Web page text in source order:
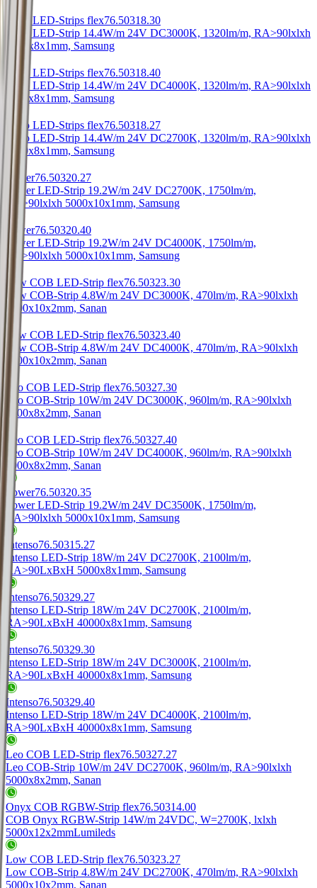
Yoko LED-Strips flex76.50318.30
Yoko LED-Strip 14.4W/m 24V DC3000K, 1320lm/m, RA>90lxlxh
5000x8x1mm, Samsung
Yoko LED-Strips flex76.50318.40
Yoko LED-Strip 14.4W/m 24V DC4000K, 1320lm/m, RA>90lxlxh
5000x8x1mm, Samsung
Yoko LED-Strips flex76.50318.27
Yoko LED-Strip 14.4W/m 24V DC2700K, 1320lm/m, RA>90lxlxh
5000x8x1mm, Samsung
Power76.50320.27
Power LED-Strip 19.2W/m 24V DC2700K, 1750lm/m,
RA>90lxlxh 5000x10x1mm, Samsung
Power76.50320.40
Power LED-Strip 19.2W/m 24V DC4000K, 1750lm/m,
RA>90lxlxh 5000x10x1mm, Samsung
Low COB LED-Strip flex76.50323.30
Low COB-Strip 4.8W/m 24V DC3000K, 470lm/m, RA>90lxlxh
5000x10x2mm, Sanan
Low COB LED-Strip flex76.50323.40
Low COB-Strip 4.8W/m 24V DC4000K, 470lm/m, RA>90lxlxh
5000x10x2mm, Sanan
Leo COB LED-Strip flex76.50327.30
Leo COB-Strip 10W/m 24V DC3000K, 960lm/m, RA>90lxlxh
5000x8x2mm, Sanan
Leo COB LED-Strip flex76.50327.40
Leo COB-Strip 10W/m 24V DC4000K, 960lm/m, RA>90lxlxh
5000x8x2mm, Sanan
Power76.50320.35
Power LED-Strip 19.2W/m 24V DC3500K, 1750lm/m,
RA>90lxlxh 5000x10x1mm, Samsung
Intenso76.50315.27
Intenso LED-Strip 18W/m 24V DC2700K, 2100lm/m,
RA>90LxBxH 5000x8x1mm, Samsung
Intenso76.50329.27
Intenso LED-Strip 18W/m 24V DC2700K, 2100lm/m,
RA>90LxBxH 40000x8x1mm, Samsung
Intenso76.50329.30
Intenso LED-Strip 18W/m 24V DC3000K, 2100lm/m,
RA>90LxBxH 40000x8x1mm, Samsung
Intenso76.50329.40
Intenso LED-Strip 18W/m 24V DC4000K, 2100lm/m,
RA>90LxBxH 40000x8x1mm, Samsung
Leo COB LED-Strip flex76.50327.27
Leo COB-Strip 10W/m 24V DC2700K, 960lm/m, RA>90lxlxh
5000x8x2mm, Sanan
Onyx COB RGBW-Strip flex76.50314.00
COB Onyx RGBW-Strip 14W/m 24VDC, W=2700K, lxlxh
5000x12x2mmLumileds
Low COB LED-Strip flex76.50323.27
Low COB-Strip 4.8W/m 24V DC2700K, 470lm/m, RA>90lxlxh
5000x10x2mm, Sanan